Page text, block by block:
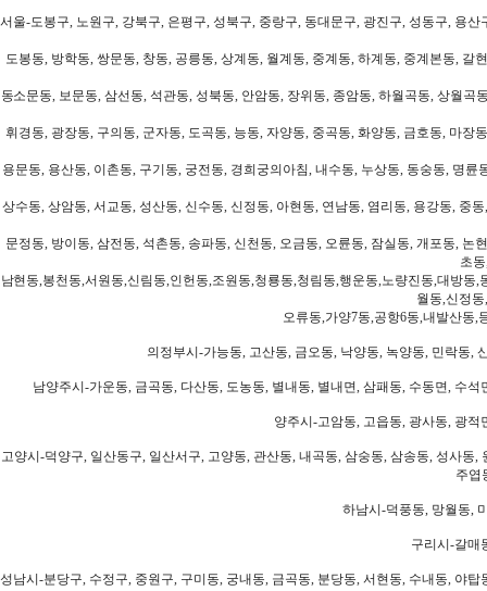
서울-도봉구, 노원구, 강북구, 은평구, 성북구, 중랑구, 동대문구, 광진구, 성동구, 용
도봉동, 방학동, 쌍문동, 창동, 공릉동, 상계동, 월계동, 중계동, 하계동, 중계본동,
동소문동, 보문동, 삼선동, 석관동, 성북동, 안암동, 장위동, 종암동, 하월곡동, 상월
휘경동, 광장동, 구의동, 군자동, 도곡동, 능동, 자양동, 중곡동, 화양동, 금호동, 마
용문동, 용산동, 이촌동, 구기동, 궁전동, 경희궁의아침, 내수동, 누상동, 동숭동, 명
상수동, 상암동, 서교동, 성산동, 신수동, 신정동, 아현동, 연남동, 염리동, 용강동, 중
문정동, 방이동, 삼전동, 석촌동, 송파동, 신천동, 오금동, 오륜동, 잠실동, 개포동,
초
남현동,봉천동,서원동,신림동,인헌동,조원동,청룡동,청림동,행운동,노량진동,대방
월동,신정
오류동,가양7동,공항6동,내발산동,
의정부시-가능동, 고산동, 금오동, 낙양동, 녹양동, 민락동,
남양주시-가운동, 금곡동, 다산동, 도농동, 별내동, 별내면, 삼패동, 수동면, 수
양주시-고암동, 고읍동, 광사동, 광
고양시-덕양구, 일산동구, 일산서구, 고양동, 관산동, 내곡동, 삼숭동, 삼송동, 성사
주엽
하남시-덕풍동, 망월동,
구리시-갈매
성남시-분당구, 수정구, 중원구, 구미동, 궁내동, 금곡동, 분당동, 서현동, 수내동, 야